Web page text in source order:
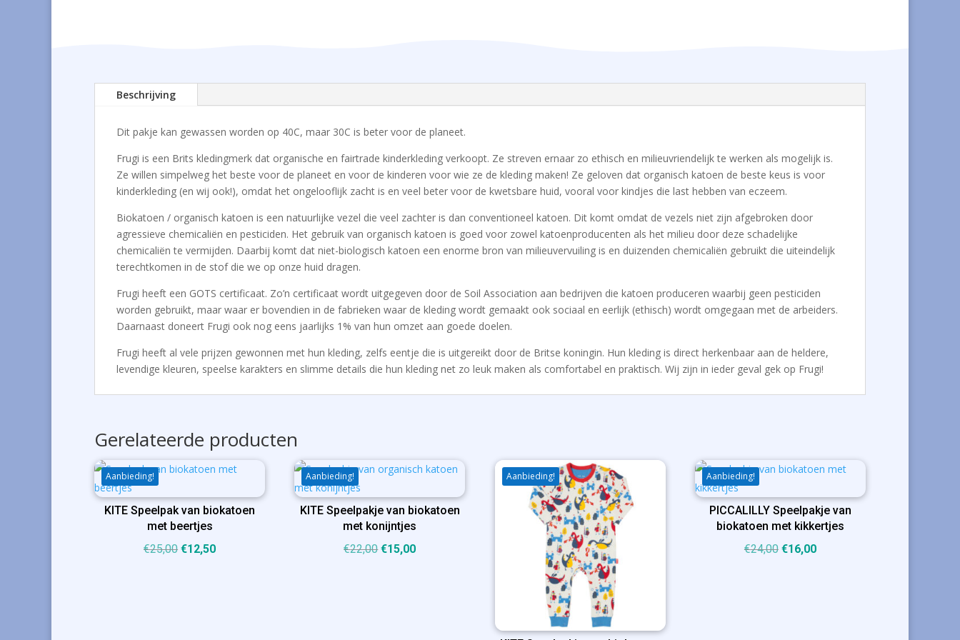
Beschrijving
Dit pakje kan gewassen worden op 40C, maar 30C is beter voor de planeet.
Frugi is een Brits kledingmerk dat organische en fairtrade kinderkleding verkoopt. Ze streven ernaar zo ethisch en milieuvriendelijk te werken als mogelijk is.
Ze willen simpelweg het beste voor de planeet en voor de kinderen voor wie ze de kleding maken! Ze geloven dat organisch katoen de beste keus is voor
kinderkleding (en wij ook!), omdat het ongelooflijk zacht is en veel beter voor de kwetsbare huid, vooral voor kindjes die last hebben van eczeem.
Biokatoen / organisch katoen is een natuurlijke vezel die veel zachter is dan conventioneel katoen. Dit komt omdat de vezels niet zijn afgebroken door
agressieve chemicaliën en pesticiden. Het gebruik van organisch katoen is goed voor zowel katoenproducenten als het milieu door deze schadelijke
chemicaliën te vermijden. Daarbij komt dat niet-biologisch katoen een enorme bron van milieuvervuiling is en duizenden chemicaliën gebruikt die uiteindelijk
terechtkomen in de stof die we op onze huid dragen.
Frugi heeft een GOTS certificaat. Zo’n certificaat wordt uitgegeven door de Soil Association aan bedrijven die katoen produceren waarbij geen pesticiden
worden gebruikt, maar waar er bovendien in de fabrieken waar de kleding wordt gemaakt ook sociaal en eerlijk (ethisch) wordt omgegaan met de arbeiders.
Daarnaast doneert Frugi ook nog eens jaarlijks 1% van hun omzet aan goede doelen.
Frugi heeft al vele prijzen gewonnen met hun kleding, zelfs eentje die is uitgereikt door de Britse koningin. Hun kleding is direct herkenbaar aan de heldere,
levendige kleuren, speelse karakters en slimme details die hun kleding net zo leuk maken als comfortabel en praktisch. Wij zijn in ieder geval gek op Frugi!
Gerelateerde producten
Aanbieding!
KITE Speelpak van biokatoen
met beertjes
€25,00 Oorspronkelijke
€12,50Huidige
Aanbieding!
KITE Speelpakje van biokatoen
met konijntjes
€22,00Oorspronkelijke
€15,00Huidige
Aanbieding! Aanbieding!
PICCALILLY Speelpakje van
biokatoen met kikkertjes
€24,00 Oorspronkelijke
€16,00Huidige